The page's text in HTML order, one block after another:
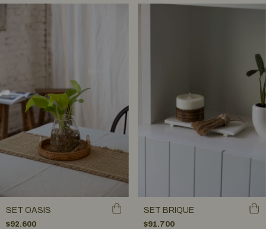
SET OASIS
$92.600
SET BRIQUE
$91.700